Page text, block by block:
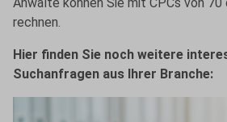
rechnen.
Hier finden Sie noch weitere
Suchanfragen aus Ihrer Branche: